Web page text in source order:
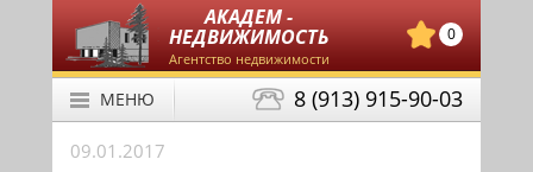
АКАДЕМ -
НЕДВИЖИМОСТЬ
Агентство недвижимости
0
8 (913) 915-90-03
МЕНЮ
09.01.2017